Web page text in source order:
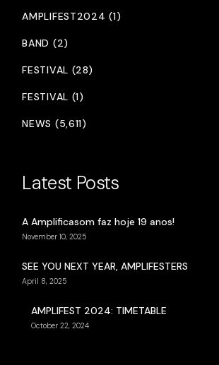
AMPLIFEST2024 (1)
BAND (2)
FESTIVAL (28)
FESTIVAL (1)
NEWS (5,611)
Latest Posts
A Amplificasom faz hoje 19 anos!
November 10, 2025
SEE YOU NEXT YEAR, AMPLIFESTERS
April 8, 2025
AMPLIFEST 2024: TIMETABLE
October 22, 2024